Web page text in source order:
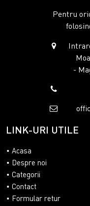
Pentru
-
LINK-URI UTILE
Acasa
Despre noi
Categorii
Contact
Formular retur